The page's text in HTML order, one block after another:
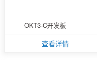
技术论坛
OKT3-C开发板
查看详情